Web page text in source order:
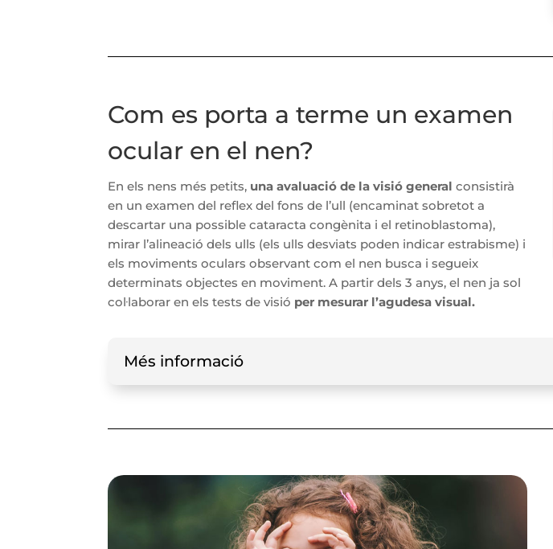
Com es porta a terme un examen
ocular en el nen?
En els nens més petits, una avaluació de la visió general consistirà
en un examen del reflex del fons de l’ull (encaminat sobretot a
descartar una possible cataracta congènita i el retinoblastoma),
mirar l’alineació dels ulls (els ulls desviats poden indicar estrabisme) i
els moviments oculars observant com el nen busca i segueix
determinats objectes en moviment. A partir dels 3 anys, el nen ja sol
col·laborar en els tests de visió per mesurar l’agudesa visual.
Més informació